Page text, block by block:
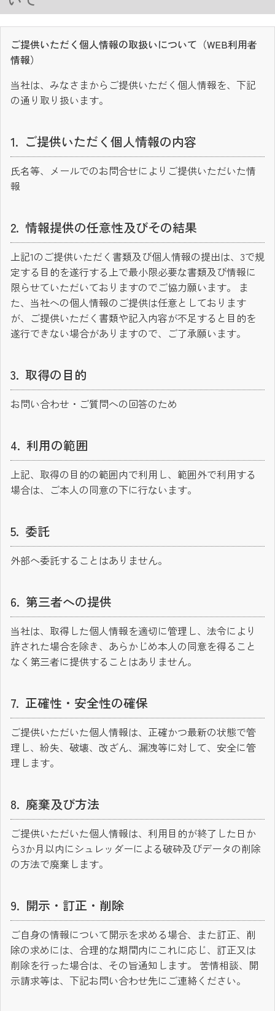
ご提供いただく個人情報の取扱いについて（WEB利用者
情報）
当社は、みなさまからご提供いただく個人情報を、下記
の通り取り扱います。
ご提供いただく個人情報の内容
氏名等、メールでのお問合せによりご提供いただいた情
報
情報提供の任意性及びその結果
上記1のご提供いただく書類及び個人情報の提出は、3で規
定する目的を遂行する上で最小限必要な書類及び情報に
限らせていただいておりますのでご協力願います。 ま
た、当社への個人情報のご提供は任意としております
が、ご提供いただく書類や記入内容が不足すると目的を
遂行できない場合がありますので、ご了承願います。
取得の目的
お問い合わせ・ご質問への回答のため
利用の範囲
上記、取得の目的の範囲内で利用し、範囲外で利用する
場合は、ご本人の同意の下に行ないます。
委託
外部へ委託することはありません。
第三者への提供
当社は、取得した個人情報を適切に管理し、法令により
許された場合を除き、あらかじめ本人の同意を得ること
なく第三者に提供することはありません。
正確性・安全性の確保
ご提供いただいた個人情報は、正確かつ最新の状態で管
理し、紛失、破壊、改ざん、漏洩等に対して、安全に管
理します。
廃棄及び方法
ご提供いただいた個人情報は、利用目的が終了した日か
ら3か月以内にシュレッダーによる破砕及びデータの削除
の方法で廃棄します。
開示・訂正・削除
ご自身の情報について開示を求める場合、また訂正、削
除の求めには、合理的な期間内にこれに応じ、訂正又は
削除を行った場合は、その旨通知します。 苦情相談、開
示請求等は、下記お問い合わせ先にご連絡ください。